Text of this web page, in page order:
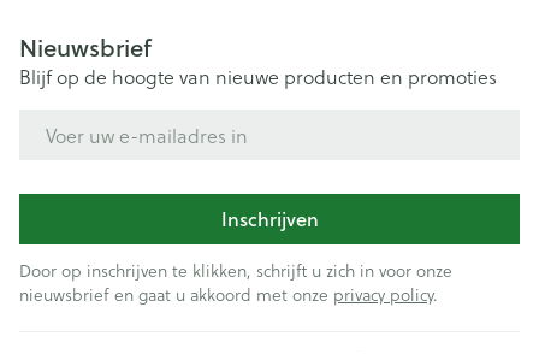
Nieuwsbrief
Blijf op de hoogte van nieuwe producten en promoties
Inschrijven
Door op inschrijven te klikken, schrijft u zich in voor onze
nieuwsbrief en gaat u akkoord met onze privacy policy.